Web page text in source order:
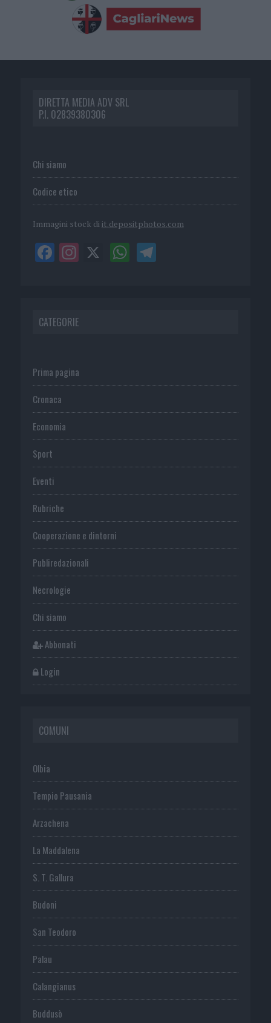
DIRETTA MEDIA ADV SRL
P.I. 02839380306
Chi siamo
Codice etico
Immagini stock di it.depositphotos.com
CATEGORIE
Prima pagina
Cronaca
Economia
Sport
Eventi
Rubriche
Cooperazione e dintorni
Publiredazionali
Necrologie
Chi siamo
Abbonati
Login
COMUNI
Olbia
Tempio Pausania
Arzachena
La Maddalena
S. T. Gallura
Budoni
San Teodoro
Palau
Calangianus
Buddusò